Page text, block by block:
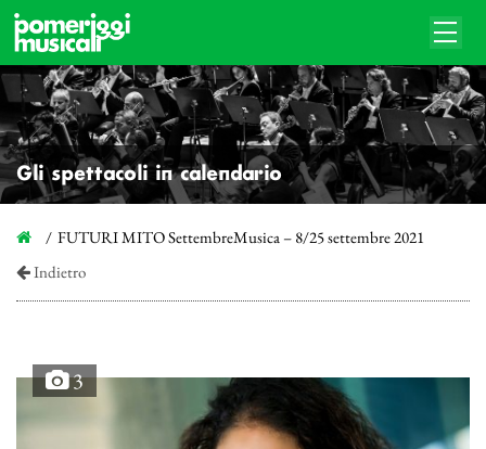
Gli spettacoli in calendario
FUTURI MITO SettembreMusica – 8/25 settembre 2021
Indietro
3